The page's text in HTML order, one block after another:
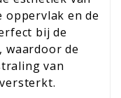
oppervlak en de
bij de
waardoor de
van